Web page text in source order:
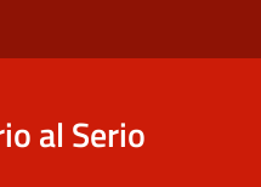
al Serio